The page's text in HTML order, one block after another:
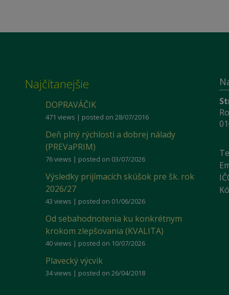
Najčítanejšie
DOPRAVÁČIK
471 views | posted on 28/07/2016
Deň plný rýchlosti a dobrej nálady
(PREVaPRIM)
76 views | posted on 03/07/2026
Výsledky prijímacích skúšok pre šk. rok
2026/27
43 views | posted on 01/06/2026
Od sebahodnotenia ku konkrétnym
krokom zlepšovania (KVALITA)
40 views | posted on 10/07/2026
Plavecký výcvik
34 views | posted on 26/04/2018